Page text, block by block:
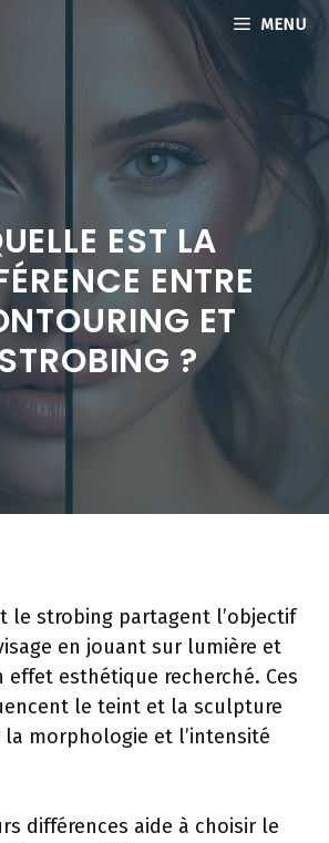
MENU
EST LA
ENTRE
ET
STROBING ?
le strobing partagent l’objectif
en jouant sur lumière et
effet esthétique recherché. Ces
le teint et la sculpture
la morphologie et l’intensité
différences aide à choisir le